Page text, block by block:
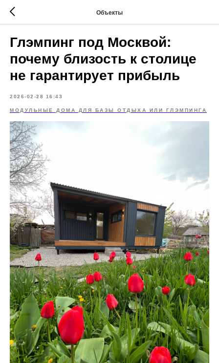
Объекты
Глэмпинг под Москвой:
почему близость к столице
не гарантирует прибыль
2026-02-28 16:43
МОДУЛЬНЫЕ ДОМА ДЛЯ БАЗЫ ОТДЫХА ИЛИ ГЛЭМПИНГА